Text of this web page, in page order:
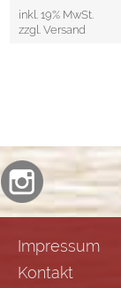
inkl. 19% MwSt.
zzgl. Versand
Impressum
Kontakt